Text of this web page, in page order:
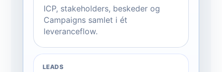
ICP, stakeholders, beskeder og
Campaigns samlet i ét
leveranceflow.
LEADS